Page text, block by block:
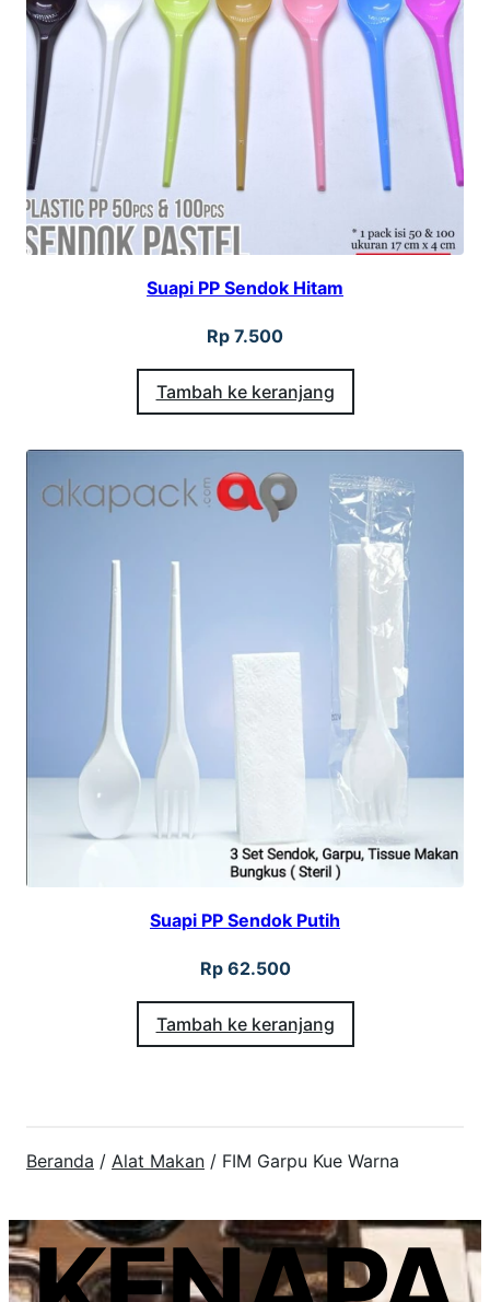
Suapi PP Sendok Hitam
Rp 7.500
Tambah ke keranjang
Suapi PP Sendok Putih
Rp62.500
Tambah ke keranjang
Beranda / Alat Makan / FIM Garpu Kue Warna